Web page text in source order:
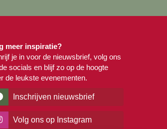
meer inspiratie?
je in voor de nieuwsbrief, volg ons
socials en blijf zo op de hoogte
de leukste evenementen.
Inschrijven nieuwsbrief
Volg ons op Instagram